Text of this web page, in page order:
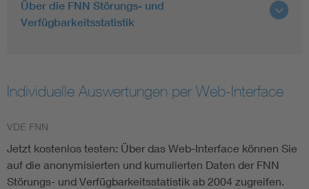
Über die FNN Störungs- und
Verfügbarkeitsstatistik
Individuelle Auswertungen per Web-Interface
VDE FNN
Jetzt kostenlos testen: Über das Web-Interface können Sie
auf die anonymisierten und kumulierten Daten der FNN
Störungs- und Verfügbarkeitsstatistik ab 2004 zugreifen.